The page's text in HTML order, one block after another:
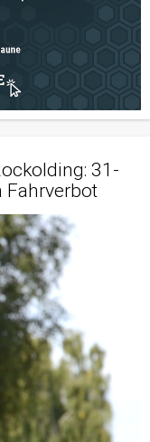
31-
Fahrverbot